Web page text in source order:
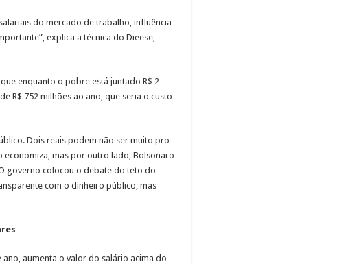
do mercado de trabalho, influência
explica a técnica do Dieese,
enquanto o pobre está juntado R$ 2
R$ 752 milhões ao ano, que seria o custo
Dois reais podem não ser muito pro
economiza, mas por outro lado, Bolsonaro
governo colocou o debate do teto do
com o dinheiro público, mas
aumenta o valor do salário acima do